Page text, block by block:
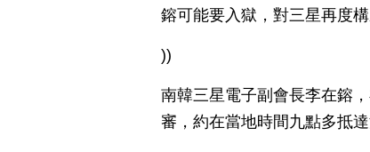
鎔可能要入獄，對三星再度構
))
南韓三星電子副會長李在鎔
審，約在當地時間九點多抵